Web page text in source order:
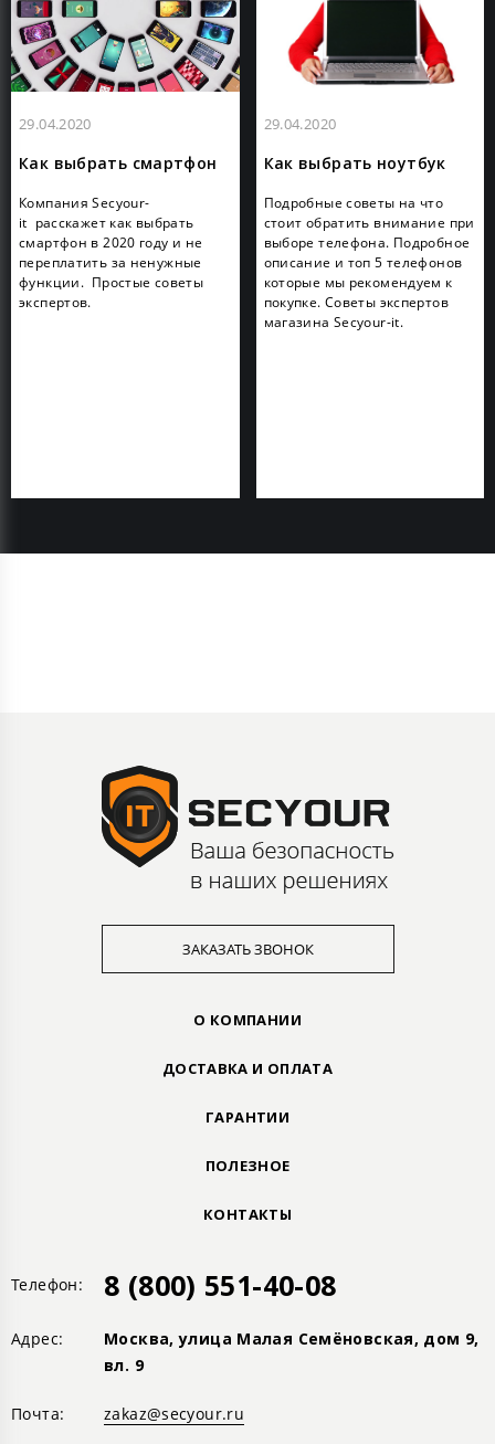
29.04.2020
Как выбрать смартфон
Компания Secyour-
it расскажет как выбрать
смартфон в 2020 году и не
переплатить за ненужные
функции. Простые советы
экспертов.
29.04.2020
Как выбрать ноутбук
Подробные советы на что
стоит обратить внимание при
выборе телефона. Подробное
описание и топ 5 телефонов
которые мы рекомендуем к
покупке. Советы экспертов
магазина Secyour-it.
Телефон: 8 (800) 551-40-08
Адрес:
Москва, улица Малая Семёновская, дом 9,
вл. 9
Почта: zakaz@secyour.ru
ЗАКАЗАТЬ ЗВОНОК
О КОМПАНИИ
ДОСТАВКА И ОПЛАТА
ГАРАНТИИ
ПОЛЕЗНОЕ
КОНТАКТЫ